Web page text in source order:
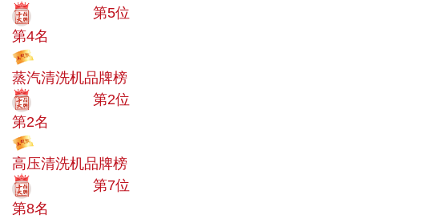
第5位
第4名
蒸汽清洗机品牌榜
第2位
第2名
高压清洗机品牌榜
第7位
第8名